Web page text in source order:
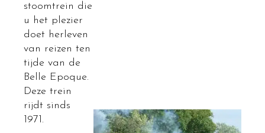
stoomtrein die
u het plezier
doet herleven
van reizen ten
tijde van de
Belle Epoque.
Deze trein
rijdt sinds
1971.